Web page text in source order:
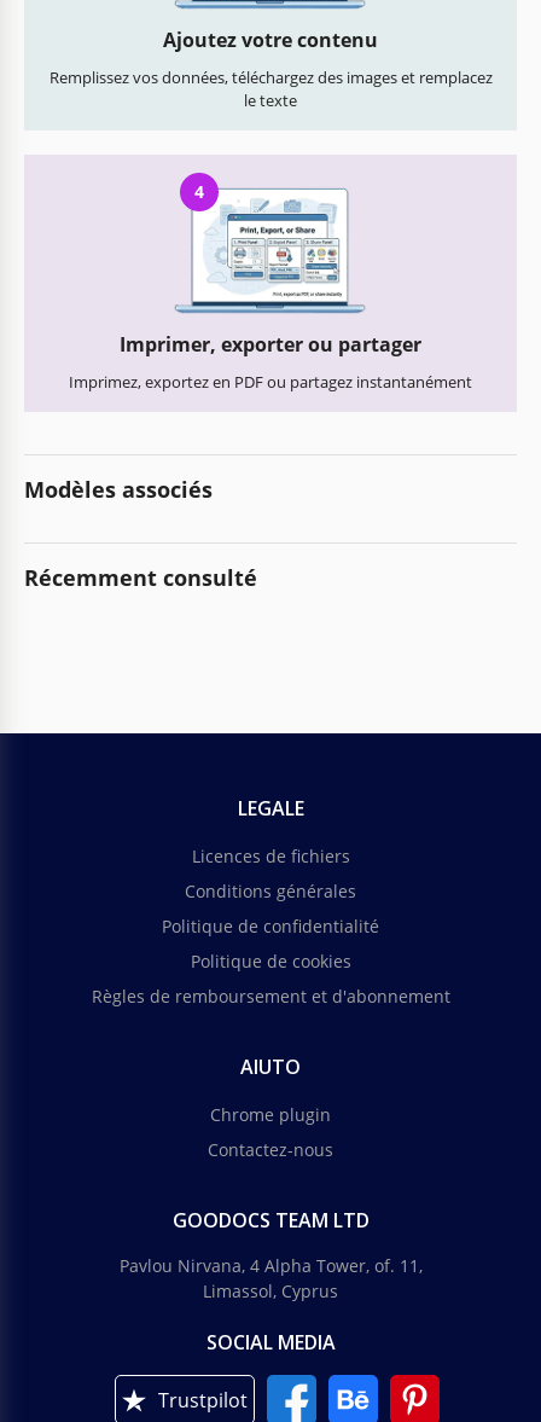
Ajoutez votre contenu
Remplissez vos données, téléchargez des images et remplacez
le texte
4
Imprimer, exporter ou partager
Imprimez, exportez en PDF ou partagez instantanément
Modèles associés
Récemment consulté
LEGALE
Licences de fichiers
Conditions générales
Politique de confidentialité
Politique de cookies
Règles de remboursement et d'abonnement
AIUTO
Chrome plugin
Contactez-nous
GOODOCS TEAM LTD
Pavlou Nirvana, 4 Alpha Tower, of. 11,
Limassol, Cyprus
SOCIAL MEDIA
Trustpilot